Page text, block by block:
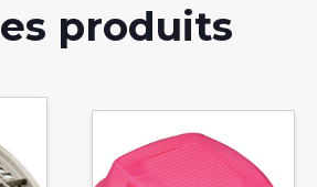
produits